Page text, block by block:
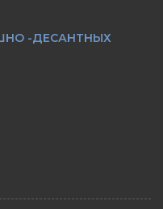
-ДЕСАНТНЫХ